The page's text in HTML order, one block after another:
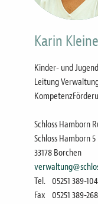
Karin Kleine
Kinder- und
Leitung
Schloss Hamborn
Schloss Hamborn 5
33178 Borchen
Tel.
05251 389-104
Fax
05251 389-268